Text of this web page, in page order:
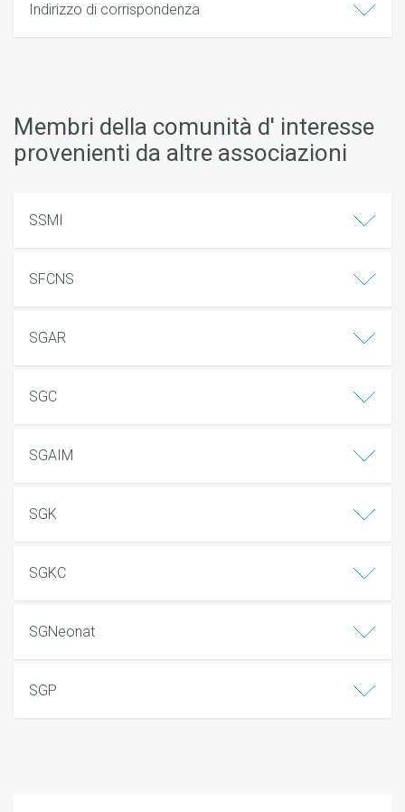
Indirizzo di corrispondenza
Membri della comunità d' interesse
provenienti da altre associazioni
SSMI
SFCNS
SGAR
SGC
SGAIM
SGK
SGKC
SGNeonat
SGP